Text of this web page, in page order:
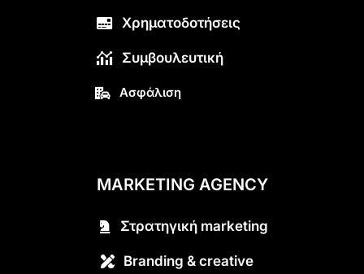
Χρηματοδοτήσεις
Συμβουλευτική
Ασφάλιση
MARKETING AGENCY
Στρατηγική marketing
Branding & creative